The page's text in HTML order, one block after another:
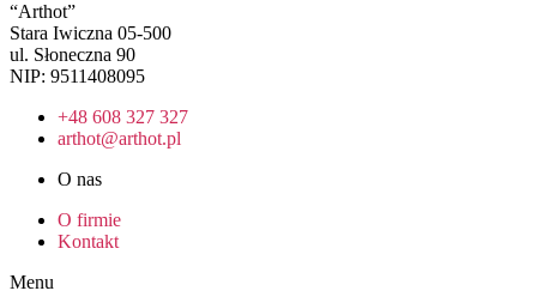
“Arthot”
Stara Iwiczna 05-500
ul. Słoneczna 90
NIP: 9511408095
+48 608 327 327
arthot@arthot.pl
O nas
O firmie
Kontakt
Menu